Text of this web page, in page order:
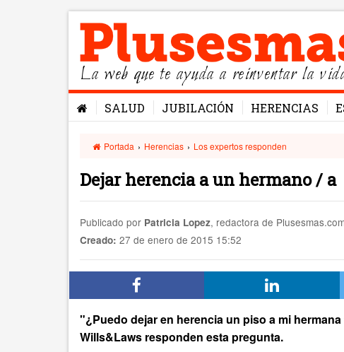
La web que te ayuda a reinventar la
SALUD JUBILACIÓN HERENCIAS
Portada › Herencias › Los expertos responden
Dejar herencia a un hermano / a
Publicado por Patricia Lopez, redactora de
Creado: 27 de enero de 2015 15:52
"¿Puedo dejar en herencia un piso a mi
Wills&Laws responden esta pregunta.